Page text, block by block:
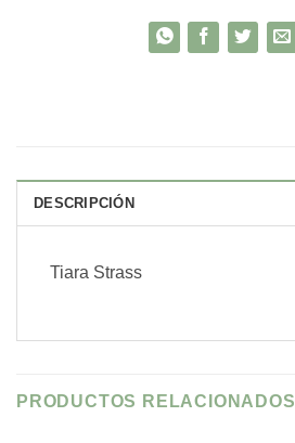
DESCRIPCIÓN
Tiara Strass
PRODUCTOS RELACIONADOS